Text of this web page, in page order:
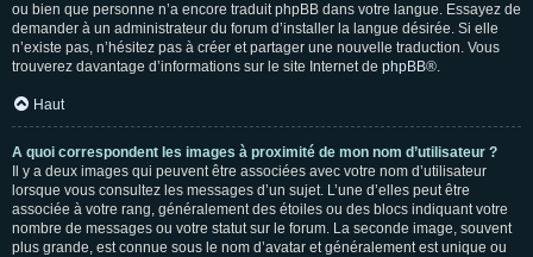
ou bien que personne n’a encore traduit phpBB dans votre langue. Essayez de
demander à un administrateur du forum d’installer la langue désirée. Si elle
n’existe pas, n’hésitez pas à créer et partager une nouvelle traduction. Vous
trouverez davantage d’informations sur le site Internet de phpBB®.
Haut
A quoi correspondent les images à proximité de mon nom d’utilisateur ?
Il y a deux images qui peuvent être associées avec votre nom d’utilisateur
lorsque vous consultez les messages d’un sujet. L’une d’elles peut être
associée à votre rang, généralement des étoiles ou des blocs indiquant votre
nombre de messages ou votre statut sur le forum. La seconde image, souvent
plus grande, est connue sous le nom d’avatar et généralement est unique ou